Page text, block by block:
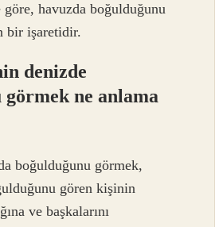
havuzda boğulduğunu
bir işaretidir.
denizde
ne anlama
boğulduğunu görmek,
gören kişinin
ve başkalarını